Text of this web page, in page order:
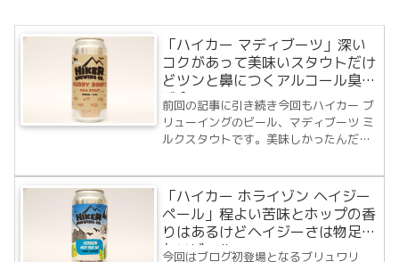
「ハイカー マディブーツ」深い
コクがあって美味いスタウトだけ
どツンと鼻につくアルコール臭が
残念。
前回の記事に引き続き今回もハイカー ブ
リューイングのビール、マディブーツ ミ
ルクスタウトです。美味しかったんだけ
のビール、今回は一体どんな味わいなの
か。では、早速飲んでみることにしま
す。ビール詳細HIKER BREWING ...
「ハイカー ホライゾン ヘイジー
ペール」程よい苦味とホップの香
りはあるけどヘイジーさは物足り
ないビール
今回はブログ初登場となるブリュワリ